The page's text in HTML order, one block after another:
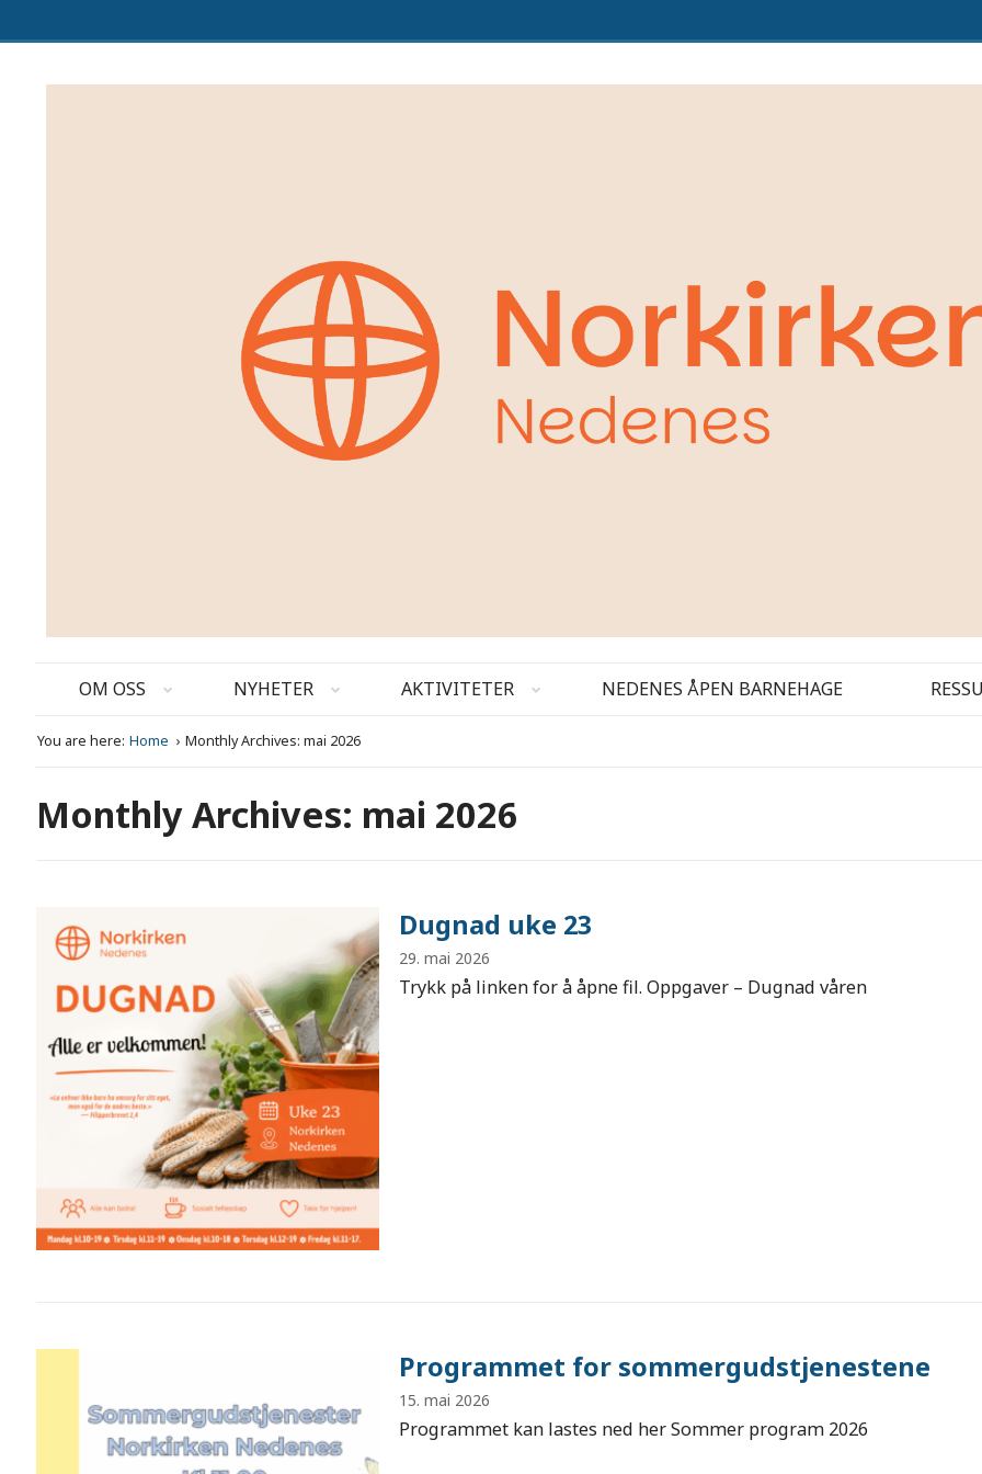
OM OSS NYHETER AKTIVITETER NEDENES ÅPEN BARNEHAGE
You are here: Home Monthly Archives: mai 2026
Monthly Archives: mai 2026
Dugnad uke 23
29. mai 2026
Trykk på linken for å åpne fil. Oppgaver – Dugnad våren
Programmet for sommergudstjenestene
15. mai 2026
Programmet kan lastes ned her Sommer program 2026